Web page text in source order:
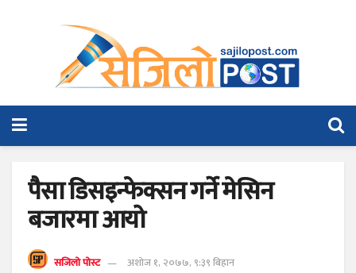
पैसा डिसइन्फेक्सन गर्ने मेसिन
बजारमा आयो
सजिलो पोस्ट अशोज १, २०७७, ९:३९ बिहान